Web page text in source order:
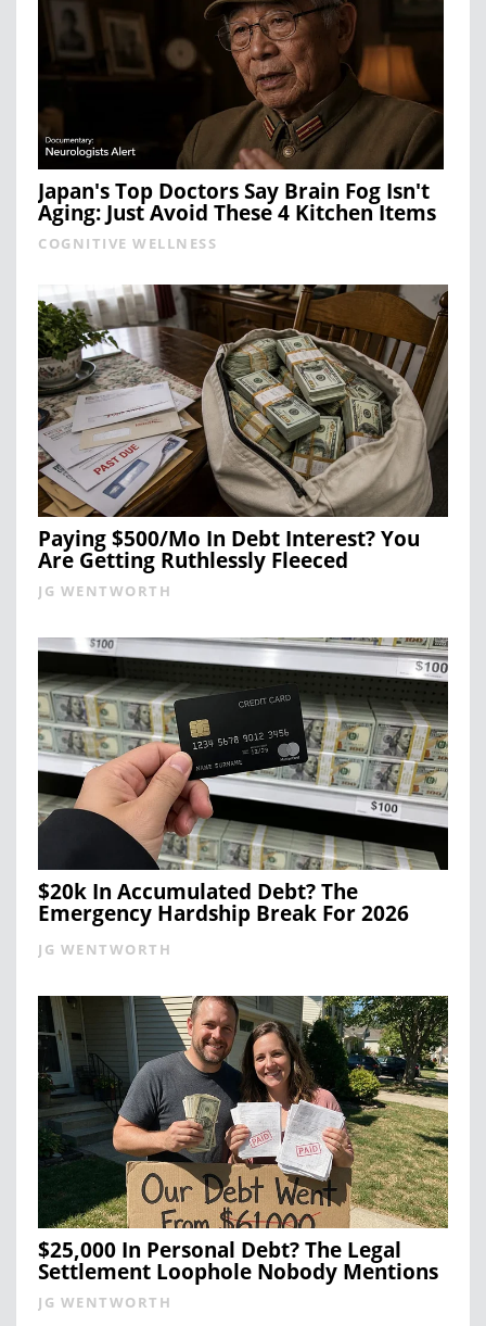
Japan's Top Doctors Say Bra​in Fo​g Isn't
Aging: Just Avoid These 4 Kitchen Items
COGNITIVE WELLNESS
Paying $500/Mo In Debt Interest? You
Are Getting Ruthlessly Fleeced
JG WENTWORTH
$20k In Accumulated Debt? The
Emergency Hardship Break For 2026
JG WENTWORTH
$25,000 In Personal Debt? The Legal
Settlement Loophole Nobody Mentions
JG WENTWORTH